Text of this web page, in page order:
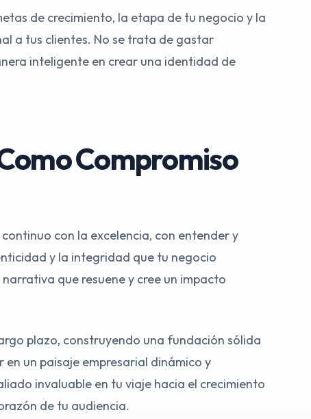
de crecimiento, la etapa de tu negocio y la
a tus clientes. No se trata de gastar
inteligente en crear una identidad de
Compromiso
con la excelencia, con entender y
y la integridad que tu negocio
que resuene y cree un impacto
plazo, construyendo una fundación sólida
un paisaje empresarial dinámico y
invaluable en tu viaje hacia el crecimiento
de tu audiencia.